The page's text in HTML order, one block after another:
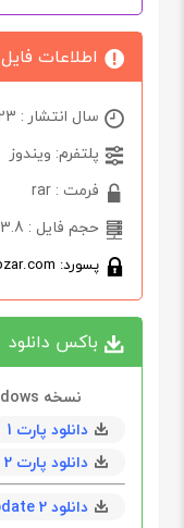
اطلاعات فایل
سال انتشار : 2023
پلتفرم: ویندوز
فرمت : rar
حجم فایل : 3.8 گیگابایت
پسورد: softabzar.com
باکس دانلود
نسخه Windows
دانلود پارت 1
دانلود پارت 2
دانلود update 2